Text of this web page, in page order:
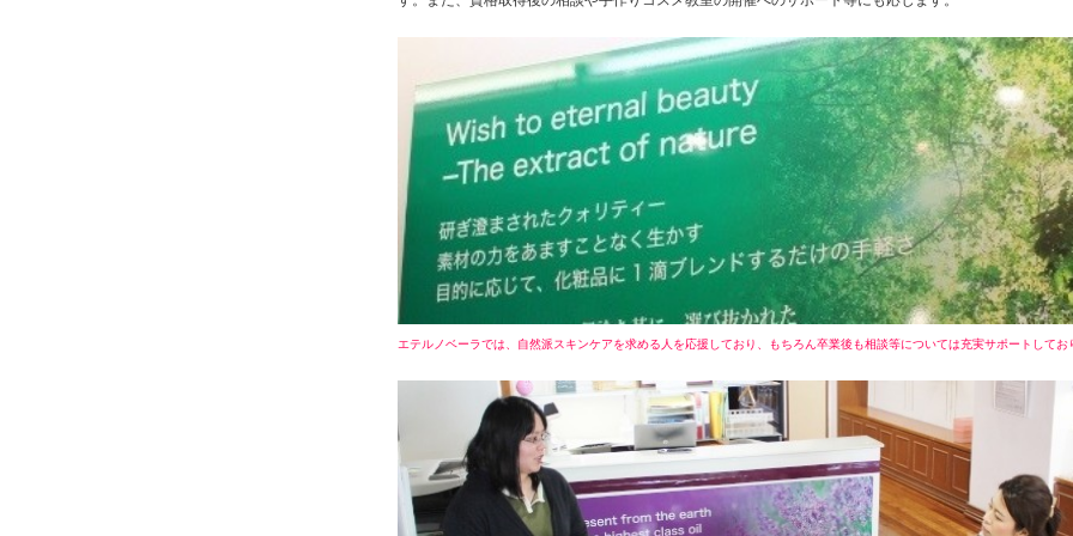
エテルノベーラでは、自然派スキンケアを求める人を応援しており、もちろん卒業後も相談等については充実サポートしてお